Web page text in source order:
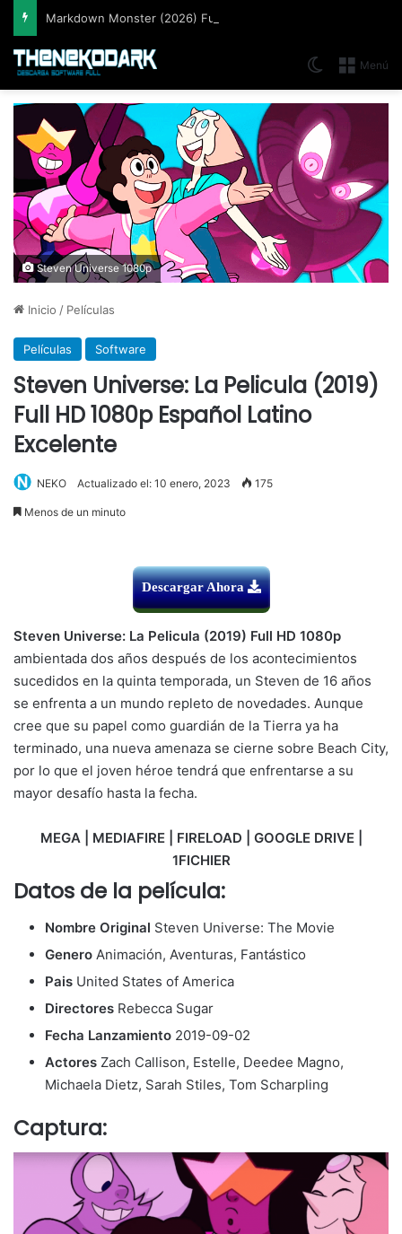
Markdown Monster (2026) Full Español [Mega]
Menú
Switch skin
Steven Universe 1080p
Inicio / Películas
Películas Software
Steven Universe: La Pelicula (2019)
Full HD 1080p Español Latino
Excelente
NEKO Actualizado el: 10 enero, 2023 175
Menos de un minuto
Descargar Ahora
Steven Universe: La Pelicula (2019) Full HD 1080p
ambientada dos años después de los acontecimientos
sucedidos en la quinta temporada, un Steven de 16 años
se enfrenta a un mundo repleto de novedades. Aunque
cree que su papel como guardián de la Tierra ya ha
terminado, una nueva amenaza se cierne sobre Beach City,
por lo que el joven héroe tendrá que enfrentarse a su
mayor desafío hasta la fecha.
MEGA | MEDIAFIRE | FIRELOAD | GOOGLE DRIVE |
1FICHIER
Datos de la película:
Nombre Original Steven Universe: The Movie
Genero Animación, Aventuras, Fantástico
Pais United States of America
Directores Rebecca Sugar
Fecha Lanzamiento 2019-09-02
Actores Zach Callison, Estelle, Deedee Magno,
Michaela Dietz, Sarah Stiles, Tom Scharpling
Captura: